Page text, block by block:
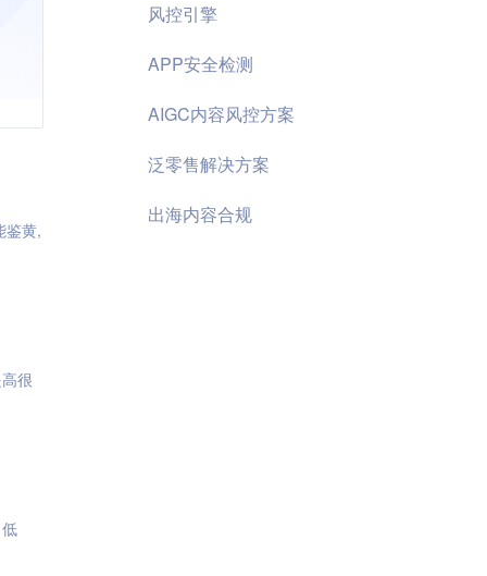
控
鉴黄,
很
风控引擎
APP安全检测
AIGC内容风控方案
泛零售解决方案
出海内容合规